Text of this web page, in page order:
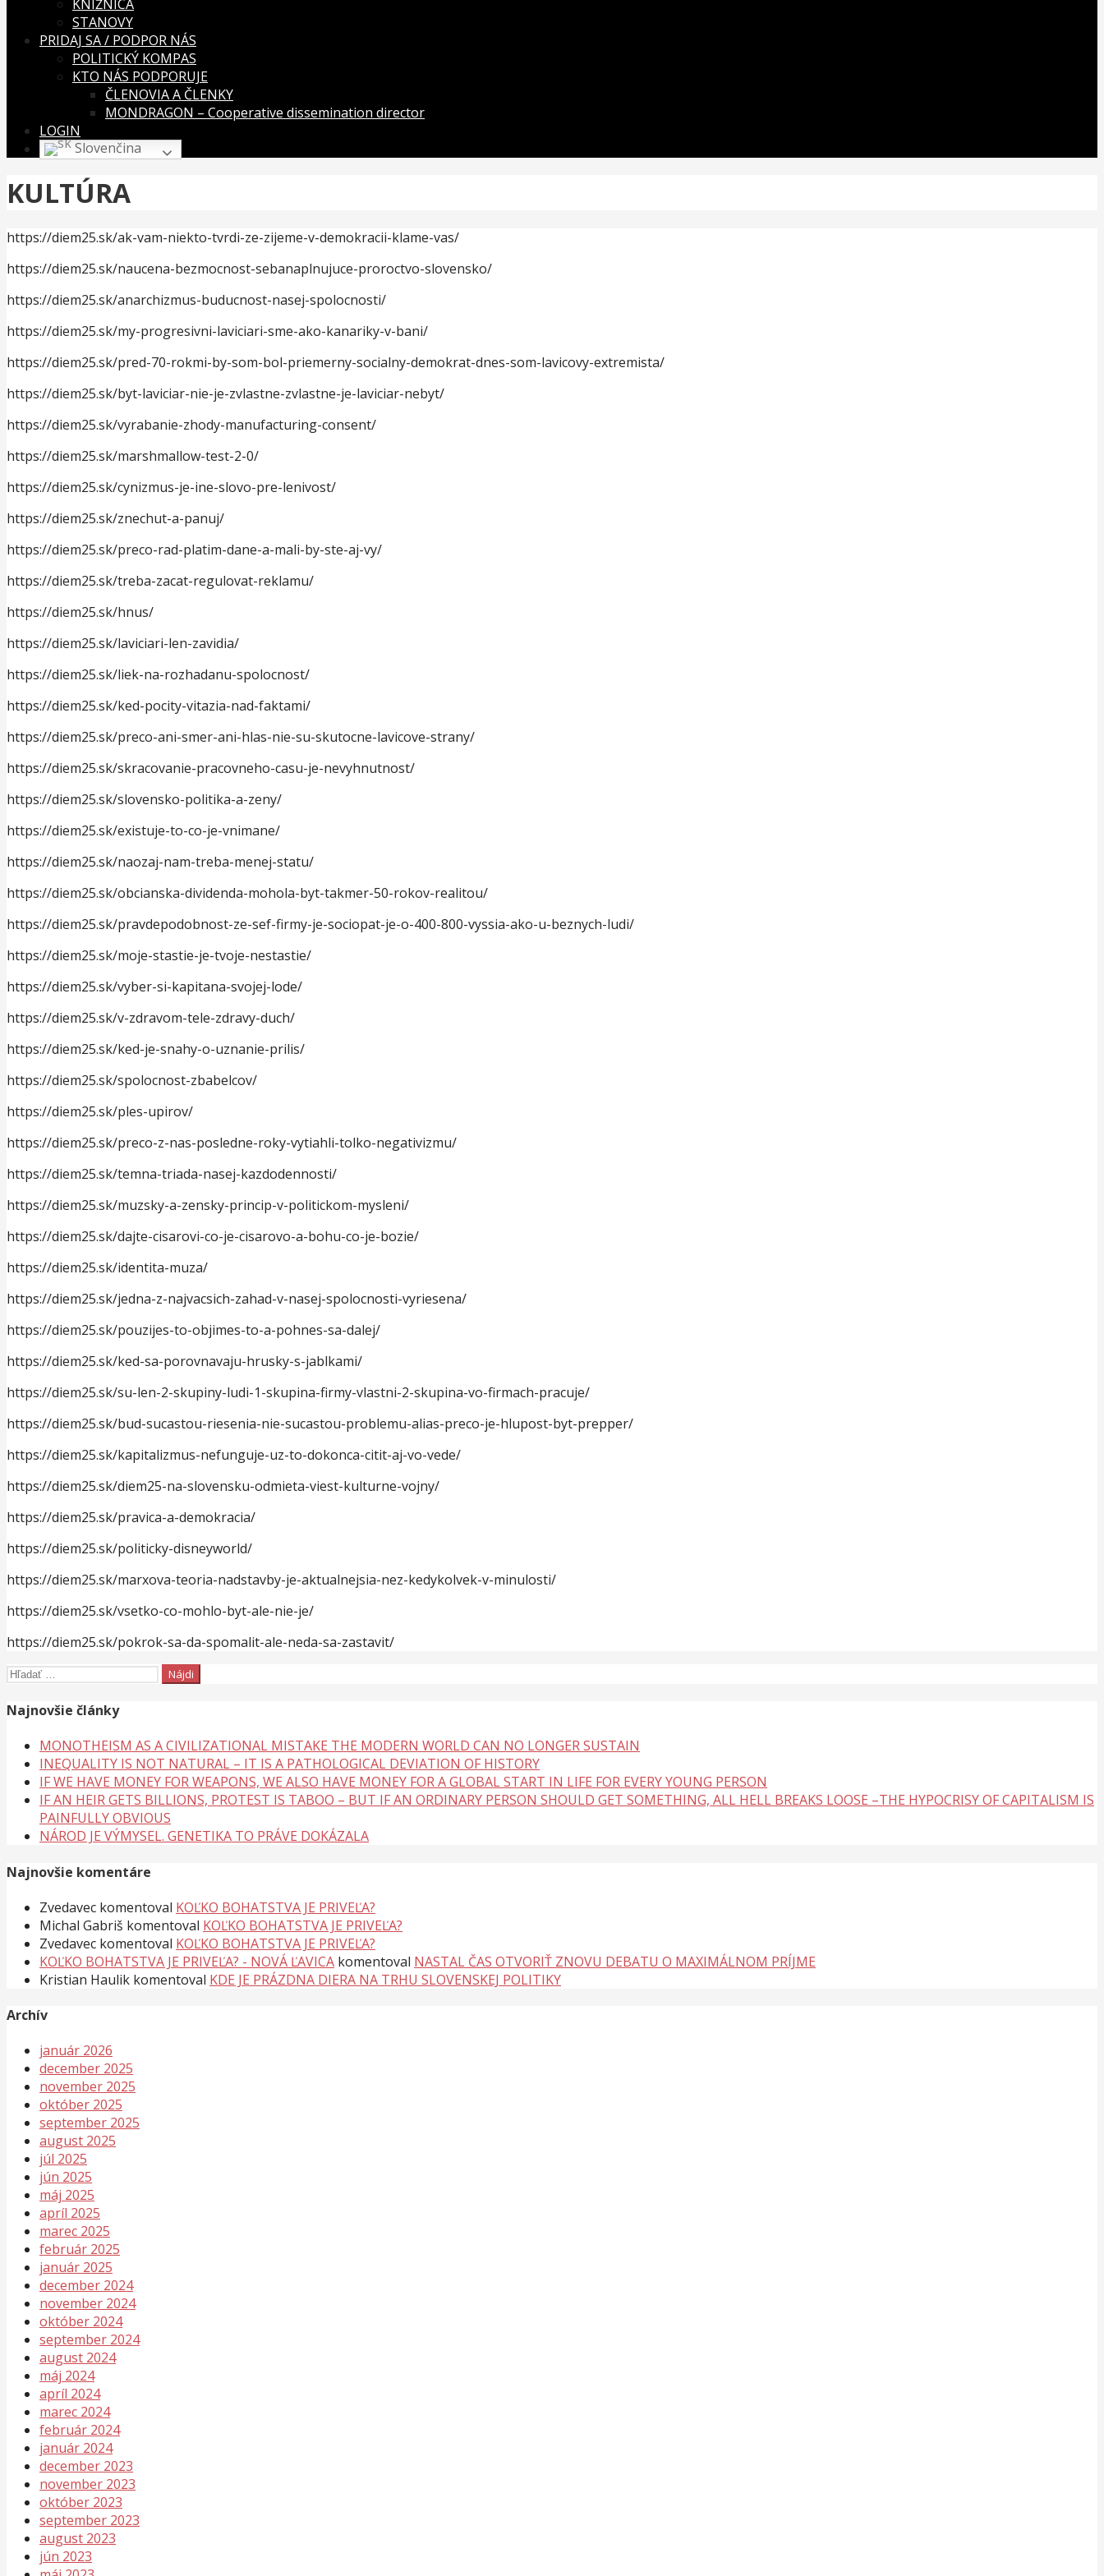
KNIŽNICA
STANOVY
PRIDAJ SA / PODPOR NÁS
POLITICKÝ KOMPAS
KTO NÁS PODPORUJE
ČLENOVIA A ČLENKY
MONDRAGON – Cooperative dissemination director
LOGIN
Slovenčina
KULTÚRA
https://diem25.sk/ak-vam-niekto-tvrdi-ze-zijeme-v-demokracii-klame-vas/
https://diem25.sk/naucena-bezmocnost-sebanaplnujuce-proroctvo-slovensko/
https://diem25.sk/anarchizmus-buducnost-nasej-spolocnosti/
https://diem25.sk/my-progresivni-laviciari-sme-ako-kanariky-v-bani/
https://diem25.sk/pred-70-rokmi-by-som-bol-priemerny-socialny-demokrat-dnes-som-lavicovy-extremista/
https://diem25.sk/byt-laviciar-nie-je-zvlastne-zvlastne-je-laviciar-nebyt/
https://diem25.sk/vyrabanie-zhody-manufacturing-consent/
https://diem25.sk/marshmallow-test-2-0/
https://diem25.sk/cynizmus-je-ine-slovo-pre-lenivost/
https://diem25.sk/znechut-a-panuj/
https://diem25.sk/preco-rad-platim-dane-a-mali-by-ste-aj-vy/
https://diem25.sk/treba-zacat-regulovat-reklamu/
https://diem25.sk/hnus/
https://diem25.sk/laviciari-len-zavidia/
https://diem25.sk/liek-na-rozhadanu-spolocnost/
https://diem25.sk/ked-pocity-vitazia-nad-faktami/
https://diem25.sk/preco-ani-smer-ani-hlas-nie-su-skutocne-lavicove-strany/
https://diem25.sk/skracovanie-pracovneho-casu-je-nevyhnutnost/
https://diem25.sk/slovensko-politika-a-zeny/
https://diem25.sk/existuje-to-co-je-vnimane/
https://diem25.sk/naozaj-nam-treba-menej-statu/
https://diem25.sk/obcianska-dividenda-mohola-byt-takmer-50-rokov-realitou/
https://diem25.sk/pravdepodobnost-ze-sef-firmy-je-sociopat-je-o-400-800-vyssia-ako-u-beznych-ludi/
https://diem25.sk/moje-stastie-je-tvoje-nestastie/
https://diem25.sk/vyber-si-kapitana-svojej-lode/
https://diem25.sk/v-zdravom-tele-zdravy-duch/
https://diem25.sk/ked-je-snahy-o-uznanie-prilis/
https://diem25.sk/spolocnost-zbabelcov/
https://diem25.sk/ples-upirov/
https://diem25.sk/preco-z-nas-posledne-roky-vytiahli-tolko-negativizmu/
https://diem25.sk/temna-triada-nasej-kazdodennosti/
https://diem25.sk/muzsky-a-zensky-princip-v-politickom-mysleni/
https://diem25.sk/dajte-cisarovi-co-je-cisarovo-a-bohu-co-je-bozie/
https://diem25.sk/identita-muza/
https://diem25.sk/jedna-z-najvacsich-zahad-v-nasej-spolocnosti-vyriesena/
https://diem25.sk/pouzijes-to-objimes-to-a-pohnes-sa-dalej/
https://diem25.sk/ked-sa-porovnavaju-hrusky-s-jablkami/
https://diem25.sk/su-len-2-skupiny-ludi-1-skupina-firmy-vlastni-2-skupina-vo-firmach-pracuje/
https://diem25.sk/bud-sucastou-riesenia-nie-sucastou-problemu-alias-preco-je-hlupost-byt-prepper/
https://diem25.sk/kapitalizmus-nefunguje-uz-to-dokonca-citit-aj-vo-vede/
https://diem25.sk/diem25-na-slovensku-odmieta-viest-kulturne-vojny/
https://diem25.sk/pravica-a-demokracia/
https://diem25.sk/politicky-disneyworld/
https://diem25.sk/marxova-teoria-nadstavby-je-aktualnejsia-nez-kedykolvek-v-minulosti/
https://diem25.sk/vsetko-co-mohlo-byt-ale-nie-je/
https://diem25.sk/pokrok-sa-da-spomalit-ale-neda-sa-zastavit/
Hľadať:
Najnovšie články
MONOTHEISM AS A CIVILIZATIONAL MISTAKE THE MODERN WORLD CAN NO LONGER SUSTAIN
INEQUALITY IS NOT NATURAL – IT IS A PATHOLOGICAL DEVIATION OF HISTORY
IF WE HAVE MONEY FOR WEAPONS, WE ALSO HAVE MONEY FOR A GLOBAL START IN LIFE FOR EVERY YOUNG PERSON
IF AN HEIR GETS BILLIONS, PROTEST IS TABOO – BUT IF AN ORDINARY PERSON SHOULD GET SOMETHING, ALL HELL BREAKS LOOSE –THE HYPOCRISY OF CAPITALISM IS
PAINFULLY OBVIOUS
NÁROD JE VÝMYSEL. GENETIKA TO PRÁVE DOKÁZALA
Najnovšie komentáre
Zvedavec komentoval KOĽKO BOHATSTVA JE PRIVEĽA?
Michal Gabriš komentoval KOĽKO BOHATSTVA JE PRIVEĽA?
Zvedavec komentoval KOĽKO BOHATSTVA JE PRIVEĽA?
KOĽKO BOHATSTVA JE PRIVEĽA? - NOVÁ ĽAVICA komentoval NASTAL ČAS OTVORIŤ ZNOVU DEBATU O MAXIMÁLNOM PRÍJME
Kristian Haulik komentoval KDE JE PRÁZDNA DIERA NA TRHU SLOVENSKEJ POLITIKY
Archív
január 2026
december 2025
november 2025
október 2025
september 2025
august 2025
júl 2025
jún 2025
máj 2025
apríl 2025
marec 2025
február 2025
január 2025
december 2024
november 2024
október 2024
september 2024
august 2024
máj 2024
apríl 2024
marec 2024
február 2024
január 2024
december 2023
november 2023
október 2023
september 2023
august 2023
jún 2023